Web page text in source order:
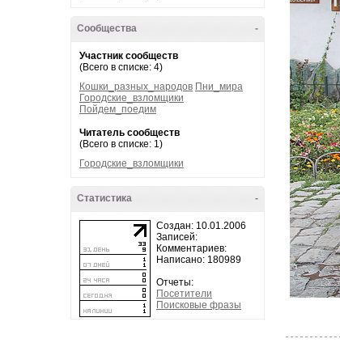
-
Сообщества
Участник сообществ
(Всего в списке: 4)
Кошки_разных_народов Пни_мира
Городские_взломщики
Пойдем_поедим
Читатель сообществ
(Всего в списке: 1)
Городские_взломщики
-
Статистика
Создан: 10.01.2006
Записей:
Комментариев:
Написано: 180989
Отчеты:
Посетители
Поисковые фразы